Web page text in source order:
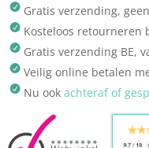
Gratis verzending,
Kosteloos retourneren
Gratis verzending BE,
Veilig online betalen
Nu ook achteraf of